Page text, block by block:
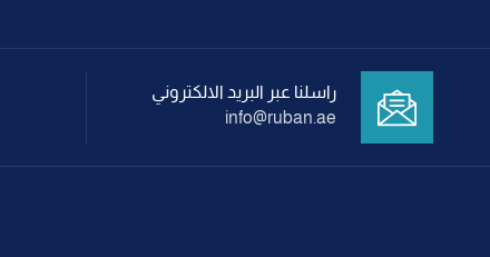
راسلنا عبر البريد الالكتروني
info@ruban.ae